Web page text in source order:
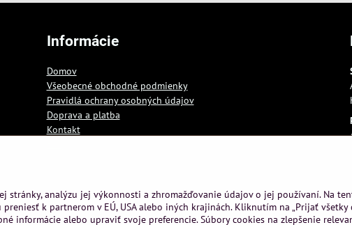
Informácie
Domov
Všeobecné obchodné podmienky
Pravidlá ochrany osobných údajov
Doprava a platba
Kontakt
stránky, analýzu jej výkonnosti a zhromažďovanie údajov o jej používaní. Na
k partnerom v EÚ, USA alebo iných krajinách. Kliknutím na „Prijať všetky
informácie alebo upraviť svoje preferencie. Súbory cookies na zlepšenie